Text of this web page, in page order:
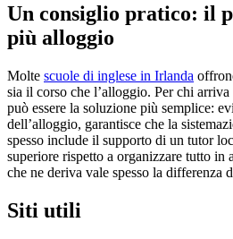
Un consiglio pratico: il
più alloggio
Molte scuole di inglese in Irlanda
sia il corso che l’alloggio. Per chi
può essere la soluzione più semplice:
dell’alloggio, garantisce che la
spesso include il supporto di un tutor
superiore rispetto a organizzare tutto in
che ne deriva vale spesso la differenza
Siti utili